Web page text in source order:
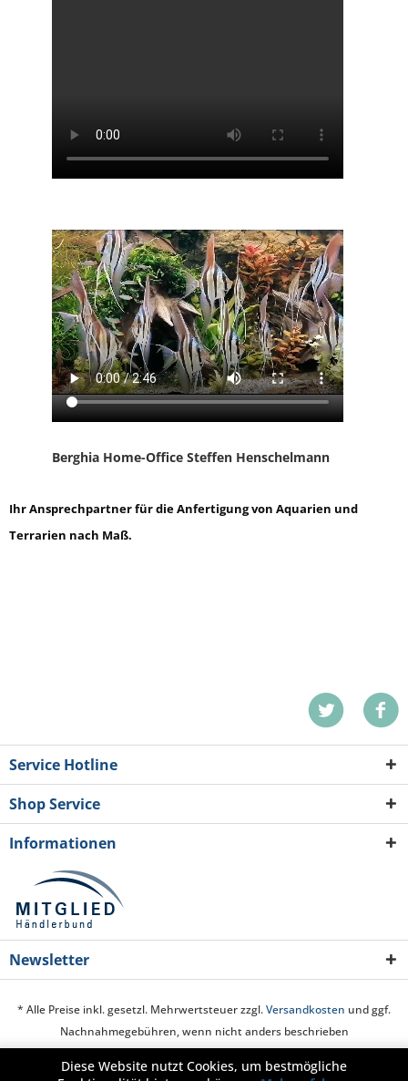
Berghia Home-Office Steffen Henschelmann
Ihr Ansprechpartner für die Anfertigung von Aquarien und
Terrarien nach Maß.
Service Hotline
Shop Service
Informationen
Newsletter
* Alle Preise inkl. gesetzl. Mehrwertsteuer zzgl.Versandkosten und ggf.
Nachnahmegebühren, wenn nicht anders beschrieben
Cookie-Einstellungen Über uns Hilfe / Support Kontakt
Diese Website nutzt Cookies, um bestmögliche